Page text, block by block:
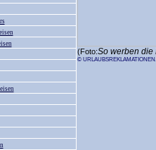
(Foto:Sowerben die
©